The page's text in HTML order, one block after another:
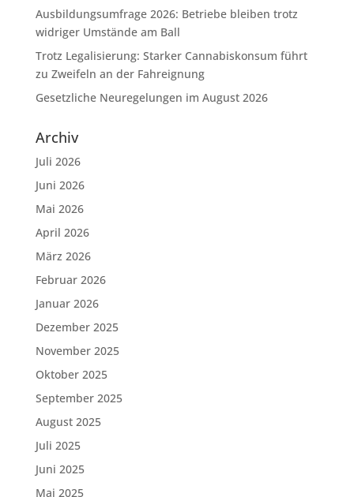
Ausbildungsumfrage 2026: Betriebe bleiben trotz
widriger Umstände am Ball
Trotz Legalisierung: Starker Cannabiskonsum führt
zu Zweifeln an der Fahreignung
Gesetzliche Neuregelungen im August 2026
Archiv
Juli 2026
Juni 2026
Mai 2026
April 2026
März 2026
Februar 2026
Januar 2026
Dezember 2025
November 2025
Oktober 2025
September 2025
August 2025
Juli 2025
Juni 2025
Mai 2025